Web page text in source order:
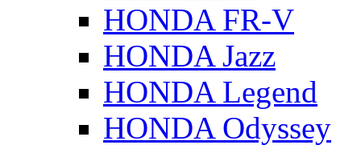
HONDA FR-V
HONDA Jazz
HONDA Legend
HONDA Odyssey